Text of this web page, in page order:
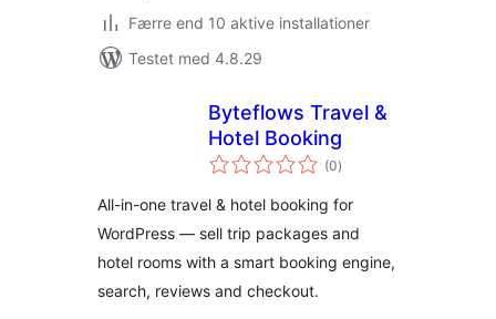
Færre end 10 aktive installationer
Testet med 4.8.29
Byteflows Travel &
Hotel Booking
(0totale
bedømmelser
)
All-in-one travel & hotel booking for
WordPress — sell trip packages and
hotel rooms with a smart booking engine,
search, reviews and checkout.